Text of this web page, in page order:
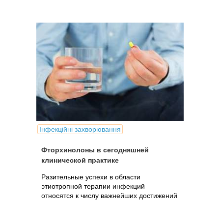
Інфекційні захворювання
Фторхинолоны в сегодняшней
клинической практике
Разительные успехи в области
этиотропной терапии инфекций
относятся к числу важнейших достижений